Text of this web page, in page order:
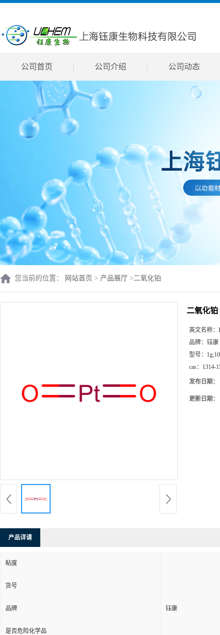
公司首页 公司介绍 公司动态
您当前的位置： 网站首页 > 产品展厅 >二氧化铂
二氧化铂
英文名称：
品牌： 钰康
型号：
cas： 1314-
发布日期：
更新日期：
产品详请
粘度
货号
品牌 钰康
是否危险化学品